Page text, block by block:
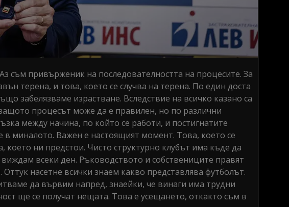
съм привърженик на последователността на процесите. За
терена, и това, което се случва на терена. По един доста
забелязваме израстване. Вследствие на всичко казано са
процесът може да е правилен, но по различни
между начина, по който се работи, и постигнатите
в миналото. Важен е настоящият момент. Това, което се
ни предстои. Чисто структурно клубът има къде да
всеки ден. Ръководството и собствениците правят
насетне всички знаем какво представлява футболът.
да вървим напред, знаейки, че винаги има трудни
ще се получат нещата. Това е усещането, откакто съм в